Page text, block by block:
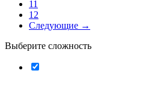
11
12
Следующие →
Выберите сложность